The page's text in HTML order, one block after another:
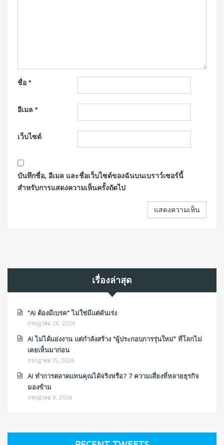
ชื่อ *
อีเมล *
เว็บไซต์
บันทึกชื่อ, อีเมล และชื่อเว็บไซต์ของฉันบนเบราว์เซอร์นี้
สำหรับการแสดงความเห็นครั้งถัดไป
เรื่องล่าสุด
“AI ต้องมีเบรค“ ไม่ใช่มีแต่คันเร่ง
กรกฎาคม 26, 2026
AI ไม่ได้แย่งงาน แต่กำลังสร้าง “ผู้ประกอบการรุ่นใหม่” ที่โลกไม่
เคยเห็นมาก่อน
กรกฎาคม 15, 2026
AI ทำการตลาดแทนคุณได้จริงหรือ? 7 ความเสี่ยงที่หลายธุรกิจ
มองข้าม
กรกฎาคม 9, 2026